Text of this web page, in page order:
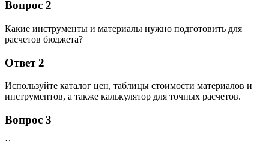
Вопрос 2
Какие инструменты и материалы нужно подготовить для
расчетов бюджета?
Ответ 2
Используйте каталог цен, таблицы стоимости материалов и
инструментов, а также калькулятор для точных расчетов.
Вопрос 3